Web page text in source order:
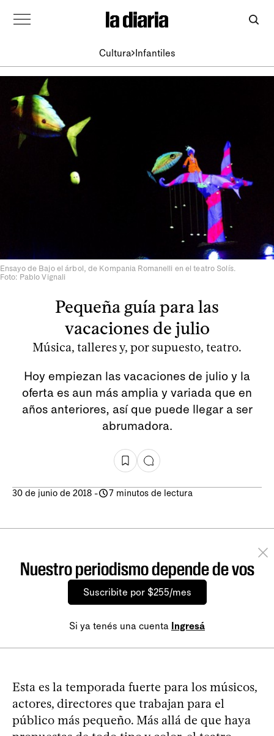
Cultura Infantiles
Ensayo de Bajo el árbol, de Kompania Romanelli en el teatro Solís.
Foto: Pablo Vignali
Pequeña guía para las
vacaciones de julio
Música, talleres y, por supuesto, teatro.
Hoy empiezan las vacaciones de julio y la
oferta es aun más amplia y variada que en
años anteriores, así que puede llegar a ser
abrumadora.
30 de junio de 2018 - 7 minutos de lectura
Nuestro periodismo depende de vos
Suscribite por $255/mes
Si ya tenés una cuenta Ingresá
Esta es la temporada fuerte para los músicos,
actores, directores que trabajan para el
público más pequeño. Más allá de que haya